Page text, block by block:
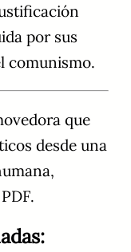
por sus
comunismo.
que
desde una